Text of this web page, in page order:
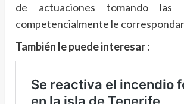
de actuaciones tomando las
competencialmente le
También le puede interesar :